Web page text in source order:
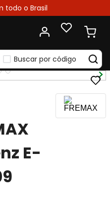
todo o Brasil
Buscar por código
E-